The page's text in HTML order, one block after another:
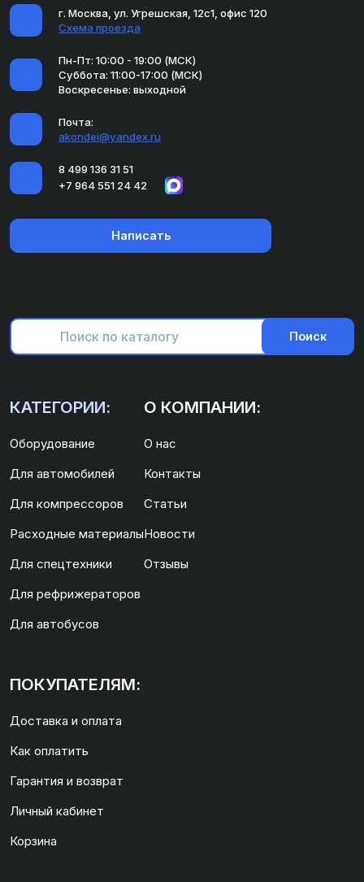
г. Москва, ул. Угрешская, 12с1, офис 120
Схема проезда
Пн-Пт: 10:00 - 19:00 (МСК)
Суббота: 11:00-17:00 (МСК)
Воскресенье: выходной
Почта:
akondei@yandex.ru
8 499 136 31 51
+7 964 551 24 42
Написать
Поиск
КАТЕГОРИИ:
Оборудование
Для автомобилей
Для компрессоров
Расходные материалы
Для спецтехники
Для рефрижераторов
Для автобусов
О КОМПАНИИ:
О нас
Контакты
Статьи
Новости
Отзывы
ПОКУПАТЕЛЯМ:
Доставка и оплата
Как оплатить
Гарантия и возврат
Личный кабинет
Корзина